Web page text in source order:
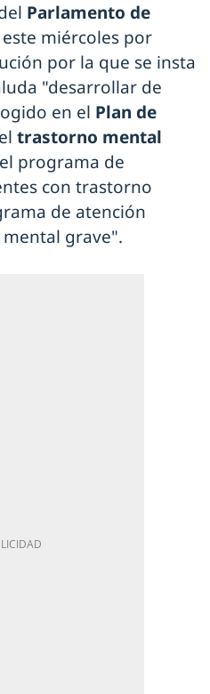
Parlamento de
miércoles por
por la que se insta
"desarrollar de
en el Plan de
trastorno mental
programa de
con trastorno
de atención
grave".